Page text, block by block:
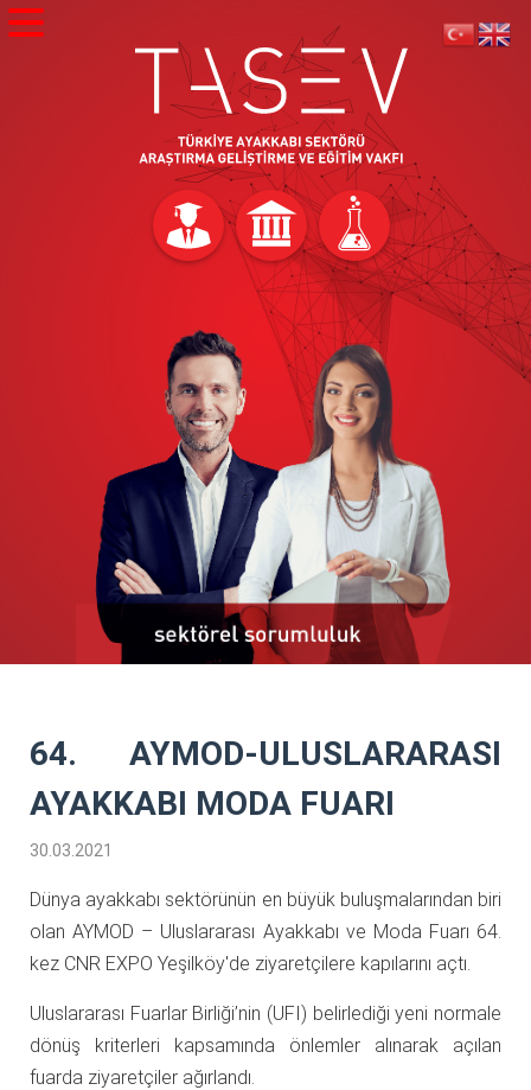
64. AYMOD-ULUSLARARASI
AYAKKABI MODA FUARI
30.03.2021
Dünya ayakkabı sektörünün en büyük buluşmalarından biri
olan AYMOD – Uluslararası Ayakkabı ve Moda Fuarı 64.
kez CNR EXPO Yeşilköy'de ziyaretçilere kapılarını açtı.
Uluslararası Fuarlar Birliği’nin (UFI) belirlediği yeni normale
dönüş kriterleri kapsamında önlemler alınarak açılan
fuarda ziyaretçiler ağırlandı.